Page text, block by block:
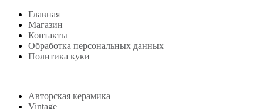
Главная
Магазин
Контакты
Обработка персональных данных
Политика куки
Авторская керамика
Vintage